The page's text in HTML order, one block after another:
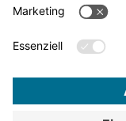
Datenschutz